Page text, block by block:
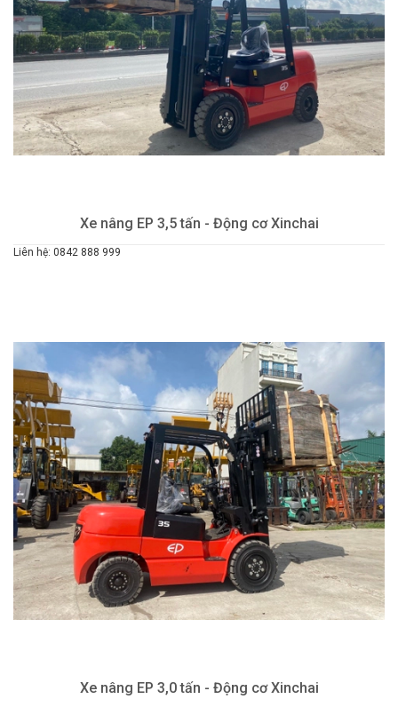
Xe nâng EP 3,5 tấn - Động cơ Xinchai
Liên hệ: 0842 888 999
Xe nâng EP 3,0 tấn - Động cơ Xinchai